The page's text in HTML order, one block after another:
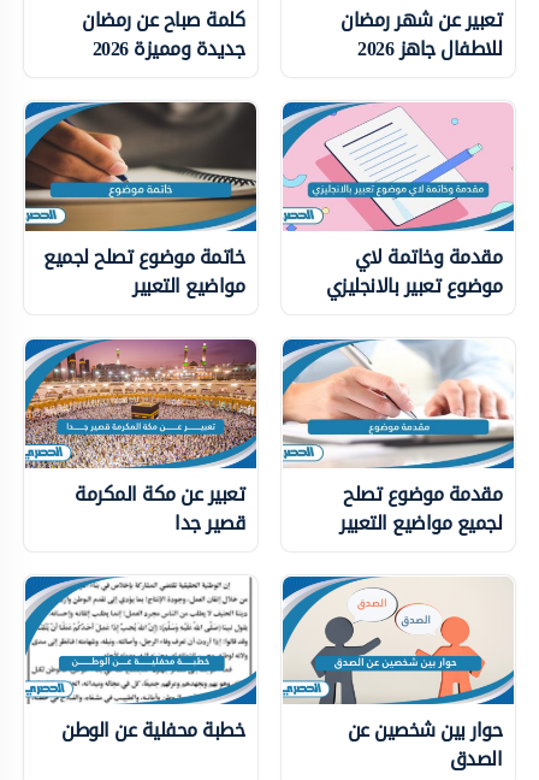
تعبير عن شهر رمضان
للاطفال جاهز 2026
كلمة صباح عن رمضان
جديدة ومميزة 2026
مقدمة وخاتمة لاي
موضوع تعبير بالانجليزي
خاتمة موضوع تصلح لجميع
مواضيع التعبير
مقدمة موضوع تصلح
لجميع مواضيع التعبير
تعبير عن مكة المكرمة
قصير جدا
حوار بين شخصين عن
الصدق
خطبة محفلية عن الوطن